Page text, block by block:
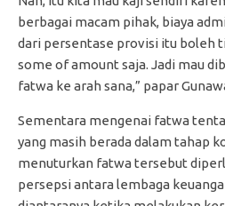
berbagai macam pihak, biaya
dari persentase provisi itu boleh
some of amount saja. Jadi mau
fatwa ke arah sana,” papar
Sementara mengenai fatwa
yang masih berada dalam tahap
menuturkan fatwa tersebut
persepsi antara lembaga